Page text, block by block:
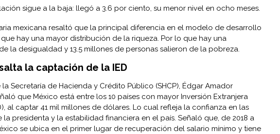
sigue a la baja: llegó a 3.6 por ciento, su menor nivel en ocho meses.
mexicana resaltó que la principal diferencia en el modelo de desarrollo
que hay una mayor distribución de la riqueza. Por lo que hay una
la desigualdad y 13.5 millones de personas salieron de la pobreza.
la captación de la IED
la Secretaría de Hacienda y Crédito Público (SHCP), Édgar Amador
que México está entre los 10 países con mayor Inversión Extranjera
al captar 41 mil millones de dólares. Lo cual refleja la confianza en las
la presidenta y la estabilidad financiera en el país. Señaló que, de 2018 a
se ubica en el primer lugar de recuperación del salario mínimo y tiene